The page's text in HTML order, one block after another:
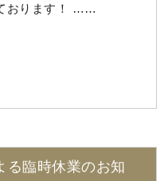
おります！ ……
る臨時休業のお知